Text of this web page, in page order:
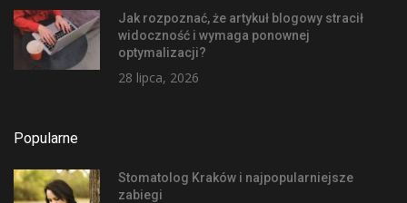
Jak rozpoznać, że artykuł blogowy stracił
widoczność i wymaga ponownej
optymalizacji?
28 lipca, 2026
Popularne
Stomatolog Kraków i najpopularniejsze
zabiegi